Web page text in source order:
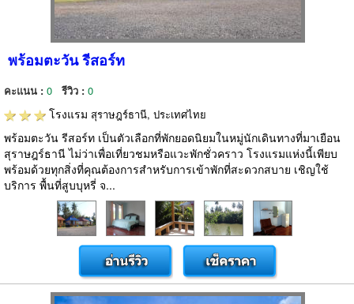
พร้อมตะวัน รีสอร์ท
คะแนน : 0 รีวิว : 0
โรงแรม สุราษฎร์ธานี, ประเทศไทย
พร้อมตะวัน รีสอร์ท เป็นตัวเลือกที่พักยอดนิยมในหมู่นักเดินทางที่มาเยือน
สุราษฎร์ธานี ไม่ว่าเพื่อเที่ยวชมหรือแวะพักชั่วคราว โรงแรมแห่งนี้เพียบ
พร้อมด้วยทุกสิ่งที่คุณต้องการสำหรับการเข้าพักที่สะดวกสบาย เชิญใช้
บริการ พื้นที่สูบบุหรี่ จ...